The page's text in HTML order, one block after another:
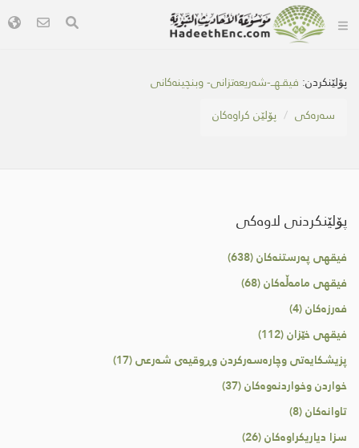
پۆلێنکردن: فیقـهــ-شەریعەتزانی- وبنچینەکانی
سه‌ره‌كی
پۆلێن کراوەکان
پۆلێنکردنی لاوەکی
فیقهی پەرستنەكان (638)
فیقهی مامەڵەكان (68)
فەرزەكان (4)
فیقهی خێزان (112)
پزیشكایەتی وچارەسەركردن وڕوقیەی شەرعی (17)
خواردن وخواردنەوەكان (37)
تاوانەكان (8)
سزا دیاریكراوەكان (26)